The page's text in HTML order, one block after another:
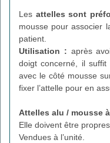
Les attelles sont
mousse pour associer
patient.
Utilisation : après
doigt concerné, il
avec le côté mousse
fixer l’attelle pour en
Attelles alu / mousse
Elle doivent être
Vendues à l’unité.